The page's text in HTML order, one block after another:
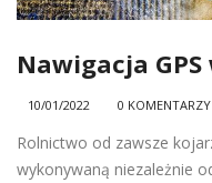
Nawigacja
10/01/2022 0 KOMENTARZY
Rolnictwo od zawsze
wykonywaną niezależnie